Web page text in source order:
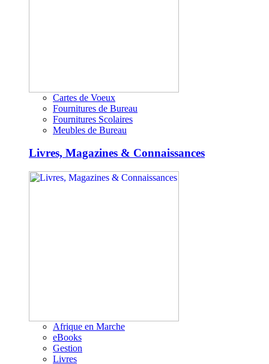
Cartes de Voeux
Fournitures de Bureau
Fournitures Scolaires
Meubles de Bureau
Livres, Magazines & Connaissances
Afrique en Marche
eBooks
Gestion
Livres